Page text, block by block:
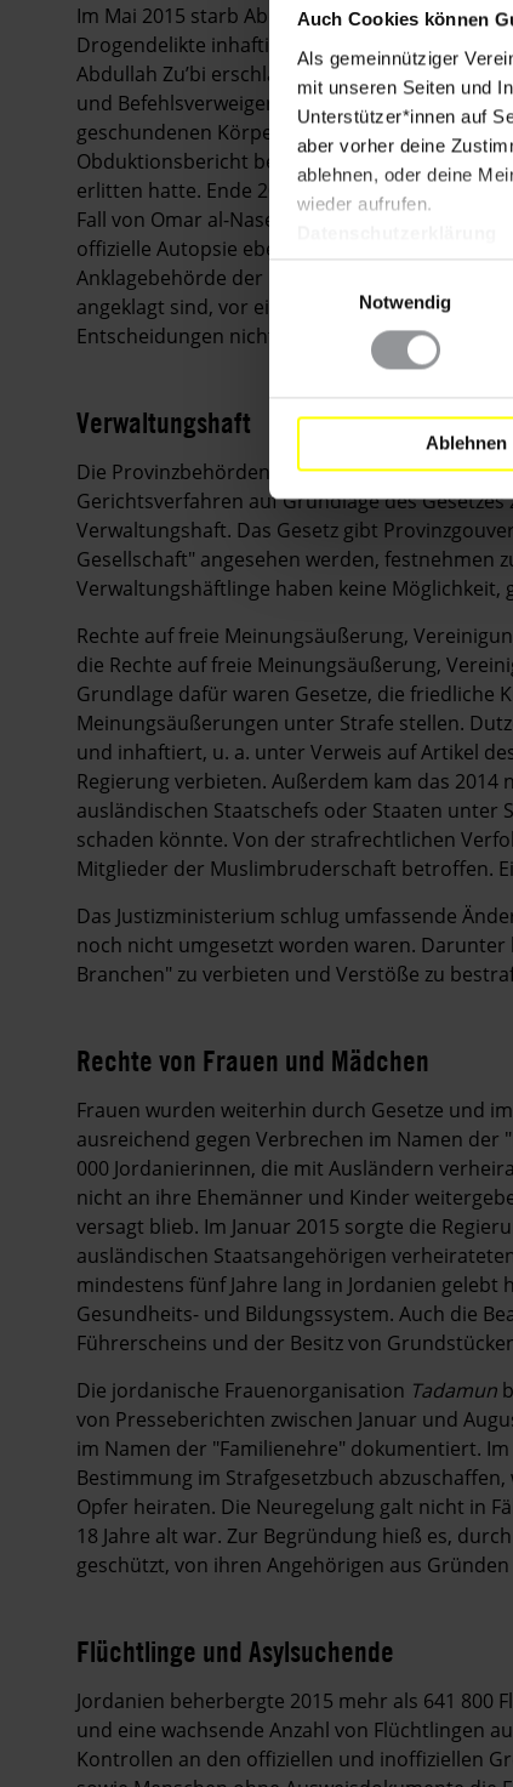
Auch Cookies können
Als gemeinnütziger
mit unseren Seiten und
Unterstützer*innen auf
aber vorher deine
ablehnen, oder deine
wieder aufrufen.
Notwendig
Ablehnen
Im Mai 2015 starb Abdullah Zu’bi in Irbid in
Drogendelikte inhaftiert worden war. Drei
Abdullah Zu’bi erschlagen zu haben. Zwei
und Befehlsverweigerung konfrontiert.
geschundenen Körper von Abdullah Zu’bi
Obduktionsbericht bestätigte, dass sein Tod
erlitten hatte. Ende 2015 war unklar, ob die
Fall von Omar al-Naser, der im September
offizielle Autopsie ebenfalls, dass sein Tod auf
Anklagebehörde der Polizei übergeben. In
angeklagt sind, vor ein spezielles
Entscheidungen nicht transparent sind.
Verwaltungshaft
Die Provinzbehörden hielten Tausende
Gerichtsverfahren auf Grundlage des
Verwaltungshaft. Das Gesetz gibt
Gesellschaft" angesehen werden, festnehmen
Verwaltungshäftlinge haben keine
Rechte auf freie Meinungsäußerung,
die Rechte auf freie Meinungsäußerung,
Grundlage dafür waren Gesetze, die friedliche
Meinungsäußerungen unter Strafe stellen.
und inhaftiert, u. a. unter Verweis auf Artikel
Regierung verbieten. Außerdem kam das
ausländischen Staatschefs oder Staaten unter
schaden könnte. Von der strafrechtlichen
Mitglieder der Muslimbruderschaft betroffen.
Das Justizministerium schlug umfassende
noch nicht umgesetzt worden waren.
Branchen" zu verbieten und Verstöße zu
Rechte von Frauen und Mädchen
Frauen wurden weiterhin durch Gesetze und
ausreichend gegen Verbrechen im Namen der
000 Jordanierinnen, die mit Ausländern
nicht an ihre Ehemänner und Kinder
versagt blieb. Im Januar 2015 sorgte die
ausländischen Staatsangehörigen
mindestens fünf Jahre lang in Jordanien
Gesundheits- und Bildungssystem. Auch die
Führerscheins und der Besitz von
Die jordanische Frauenorganisation Tadamun
von Presseberichten zwischen Januar und
im Namen der "Familienehre" dokumentiert.
Bestimmung im Strafgesetzbuch
Opfer heiraten. Die Neuregelung galt nicht in
18 Jahre alt war. Zur Begründung hieß es,
geschützt, von ihren Angehörigen aus
Flüchtlinge und Asylsuchende
Jordanien beherbergte 2015 mehr als 641 800
und eine wachsende Anzahl von Flüchtlingen
Kontrollen an den offiziellen und inoffiziellen